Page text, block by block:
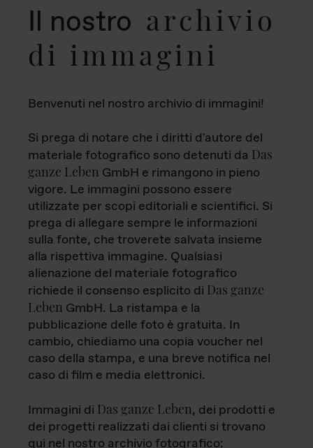
Il nostro archivio
di immagini
Benvenuti nel nostro archivio di immagini!
Si prega di notare che i diritti d'autore del
materiale fotografico sono detenuti da Das
ganze Leben GmbH e rimangono in pieno
vigore. Le immagini possono essere
utilizzate per scopi editoriali e scientifici. Si
prega di allegare sempre le informazioni
sulla fonte, che troverete salvata insieme
alla rispettiva immagine. Qualsiasi
alienazione del materiale fotografico
richiede il consenso esplicito di Das ganze
Leben GmbH. La ristampa e la
pubblicazione delle foto è gratuita. In
cambio, chiediamo una copia voucher nel
caso della stampa, e una breve notifica nel
caso di film e media elettronici.
Immagini di Das ganze Leben, dei prodotti e
dei progetti realizzati dai clienti si trovano
qui nel nostro archivio fotografico: